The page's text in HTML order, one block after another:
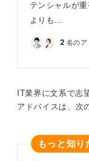
テンシャルが
よりも…
2 名のア
IT業界に文系で志
アドバイスは、次
もっと知り